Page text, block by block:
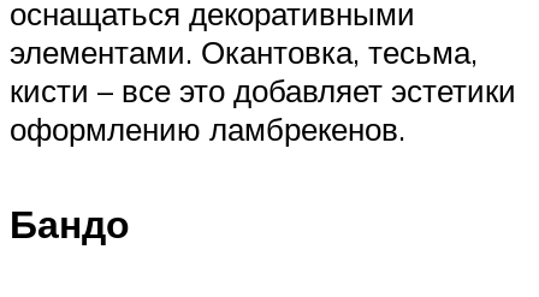
оснащаться декоративными
элементами. Окантовка, тесьма,
кисти – все это добавляет эстетики
оформлению ламбрекенов.
Бандо